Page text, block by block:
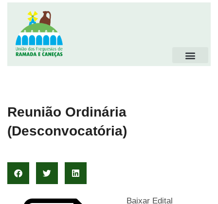
Reunião Ordinária
(Desconvocatória)
Baixar Edital